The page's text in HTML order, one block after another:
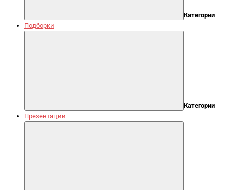
Категории
Подборки
Категории
Презентации